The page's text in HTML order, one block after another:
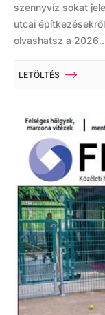
szennyvíz sokat
utcai
olvashatsz a
LETÖLTÉS